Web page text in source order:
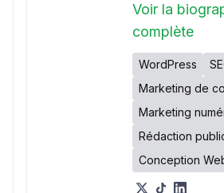
Voir la
complète
WordPress
Marketing de
Marketing
Rédaction
Conception